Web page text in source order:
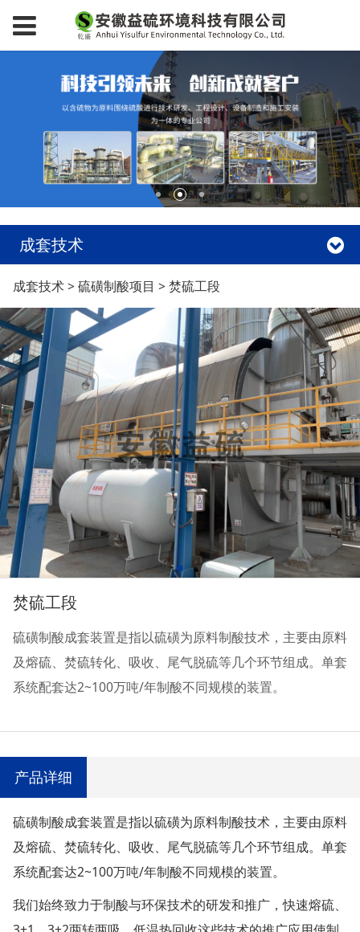
成套技术
焚硫工段
成套技术>硫磺制酸项目 >焚硫工段
焚硫工段
硫磺制酸成套装置是指以硫磺为原料制酸技术，主要由原料
及熔硫、焚硫转化、吸收、尾气脱硫等几个环节组成。单套
系统配套达2~100万吨/年制酸不同规模的装置。
产品详细
硫磺制酸成套装置是指以硫磺为原料制酸技术，主要由原料
及熔硫、焚硫转化、吸收、尾气脱硫等几个环节组成。单套
系统配套达2~100万吨/年制酸不同规模的装置。
我们始终致力于制酸与环保技术的研发和推广，快速熔硫、